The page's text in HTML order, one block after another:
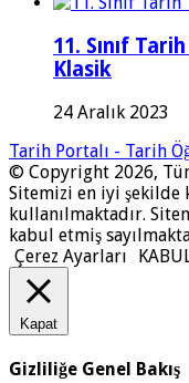
11. Sınıf
Klasik
24 Aralık 2023
Tarih Portalı - Tarih
© Copyright 2026,
Sitemizi en iyi
kullanılmaktadır.
kabul etmiş
Çerez Ayarları
Kapat
Gizliliğe Genel Bakış